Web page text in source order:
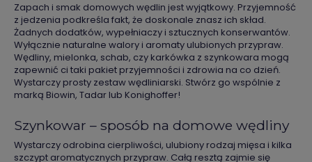
Zapach i smak domowych wędlin jest wyjątkowy. Przyjemność
z jedzenia podkreśla fakt, że doskonale znasz ich skład.
Żadnych dodatków, wypełniaczy i sztucznych konserwantów.
Wyłącznie naturalne walory i aromaty ulubionych przypraw.
Wędliny, mielonka, schab, czy karkówka z szynkowara mogą
zapewnić ci taki pakiet przyjemności i zdrowia na co dzień.
Wystarczy prosty zestaw wędliniarski. Stwórz go wspólnie z
marką Biowin, Tadar lub Konighoffer!
Szynkowar – sposób na domowe wędliny
Wystarczy odrobina cierpliwości, ulubiony rodzaj mięsa i kilka
szczypt aromatycznych przypraw. Całą resztą zajmie się